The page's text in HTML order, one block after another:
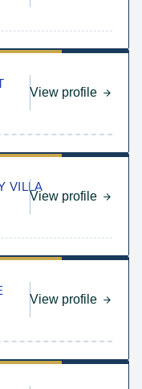
View profile
VILLA
View profile
View profile